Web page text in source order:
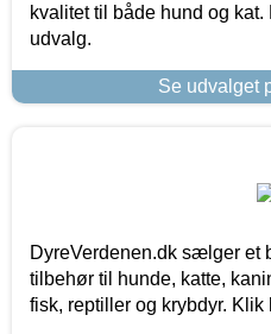
kvalitet til både hund og
udvalg.
Se udvalget
DyreVerdenen.dk sælger et
tilbehør til hunde, katte,
fisk, reptiller og krybdyr. Klik